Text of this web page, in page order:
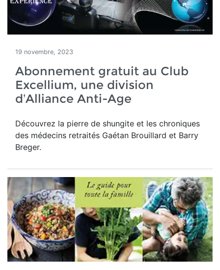
19 novembre, 2023
Abonnement gratuit au Club
Excellium, une division
d’Alliance Anti-Age
Découvrez la pierre de shungite et les chroniques
des médecins retraités Gaétan Brouillard et Barry
Breger.